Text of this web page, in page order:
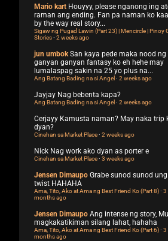
Mario kart Houyyy, please nganong ing
raman ang ending. Fan pa naman ko
by the way real story...
Sigaw ng Pugad Lawin (Part 23) | Mencircle | Pinoy
Stories· 2 weeks ago
jun umbok San kaya pede maka nood ng
ganyan ganyan fantasy ko eh hehe may
lumalaspag sakin na 25 yo plus na...
Ang Batang Bading na si Angel · 2 weeks ago
Jayjay Nag bebenta kapa?
Ang Batang Bading na si Angel · 2 weeks ago
Cerjayy Kamusta naman? May naka trip
dyan?
Cinehan sa Market Place· 2 weeks ago
Nick Nag work ako dyan as porter e
Cinehan sa Market Place· 3 weeks ago
Jensen Dimaupo Grabe sunod sunod
twist HAHAHA
Ama, Tito, Ako at Ama ng Best Friend Ko (Part 8)· 3
months ago
Jensen Dimaupo Ang intense ng story,
magkakatikiman silang lahat, hahaha
Ama, Tito, Ako at Ama ng Best Friend Ko (Part 6)· 3
months ago